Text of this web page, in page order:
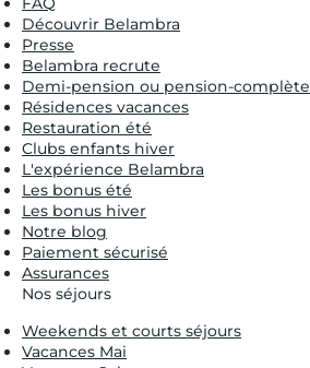
Découvrir Belambra
Presse
Belambra recrute
Demi-pension ou pension-complète
Résidences vacances
Restauration été
Clubs enfants hiver
L'expérience Belambra
Les bonus été
Les bonus hiver
Notre blog
Paiement sécurisé
Assurances
Nos séjours
Weekends et courts séjours
Vacances Mai